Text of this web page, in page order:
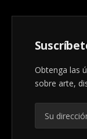
Obtenga las
sobre arte,